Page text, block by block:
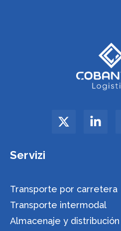
Servizi
Transporte por carretera
Transporte intermodal
Almacenaje y distribución